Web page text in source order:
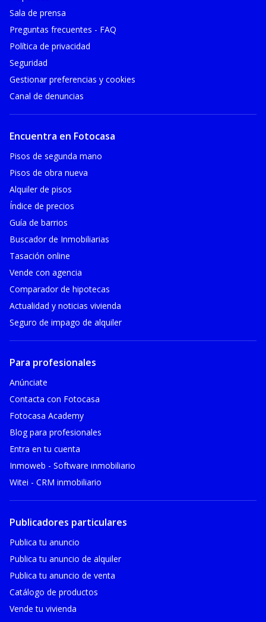
Sala de prensa
Preguntas frecuentes - FAQ
Política de privacidad
Seguridad
Gestionar preferencias y cookies
Canal de denuncias
Encuentra en Fotocasa
Pisos de segunda mano
Pisos de obra nueva
Alquiler de pisos
Índice de precios
Guía de barrios
Buscador de Inmobiliarias
Tasación online
Vende con agencia
Comparador de hipotecas
Actualidad y noticias vivienda
Seguro de impago de alquiler
Para profesionales
Anúnciate
Contacta con Fotocasa
Fotocasa Academy
Blog para profesionales
Entra en tu cuenta
Inmoweb - Software inmobiliario
Witei - CRM inmobiliario
Publicadores particulares
Publica tu anuncio
Publica tu anuncio de alquiler
Publica tu anuncio de venta
Catálogo de productos
Vende tu vivienda